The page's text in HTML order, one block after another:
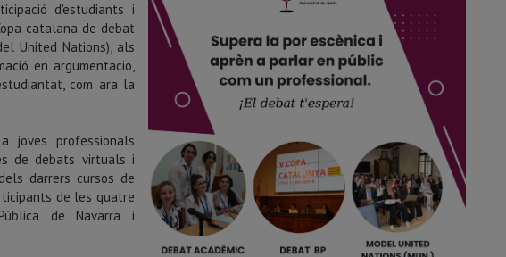
d'estudiants i
catalana de debat
United Nations), als
en argumentació,
com ara la
joves professionals
de debats virtuals i
darrers cursos de
de les quatre
de Navarra i